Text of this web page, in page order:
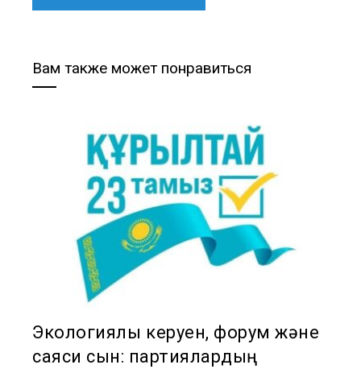
Вам также может понравиться
Экологиялық керуен, форум және
саяси сын: партиялардың